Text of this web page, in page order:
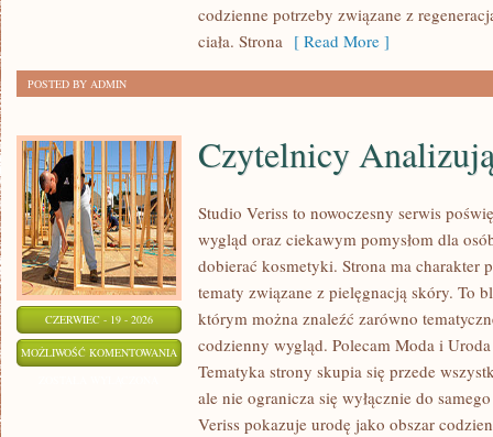
codzienne potrzeby związane z
ciała. Strona [ Read More ]
POSTED BY ADMIN
CZERWIEC - 19 - 2026
MOŻLIWOŚĆ KOMENTOWANIA CZYTELNICY
ANALIZUJĄ
Czytelnicy
Studio Veriss to nowoczesny serwis
wygląd oraz ciekawym pomysłom dla
dobierać kosmetyki. Strona ma charakter
tematy związane z pielęgnacją skóry. To
którym można znaleźć zarówno
codzienny wygląd. Polecam Moda i
Tematyka strony skupia się przede
ale nie ogranicza się wyłącznie do
Veriss pokazuje urodę jako obszar